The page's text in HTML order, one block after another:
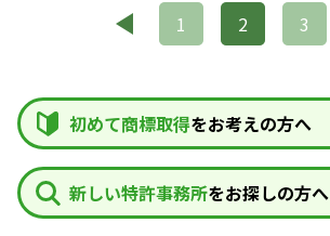
ナ
ビ
ゲ
ー
1 2 3
初めて商標取得をお考えの方へ
新しい特許事務所をお探しの方へ